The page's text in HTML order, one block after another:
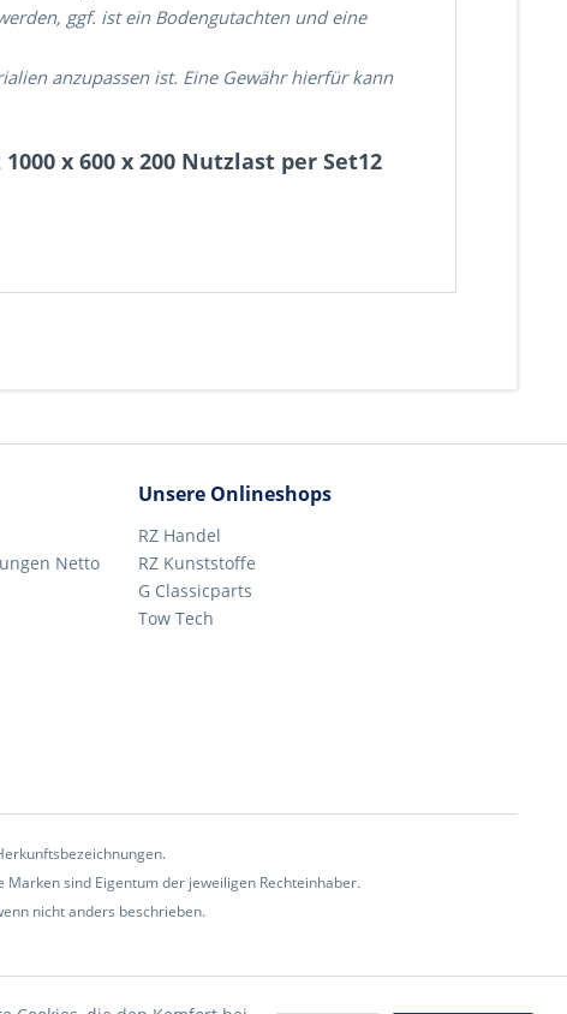
ggf. ist ein Bodengutachten und eine
anzupassen ist. Eine Gewähr hierfür kann
x 600 x 200 Nutzlast per Set12
Netto
Unsere Onlineshops
RZ Handel
RZ Kunststoffe
G Classicparts
Tow Tech
sind Eigentum der jeweiligen Rechteinhaber.
nicht anders beschrieben.